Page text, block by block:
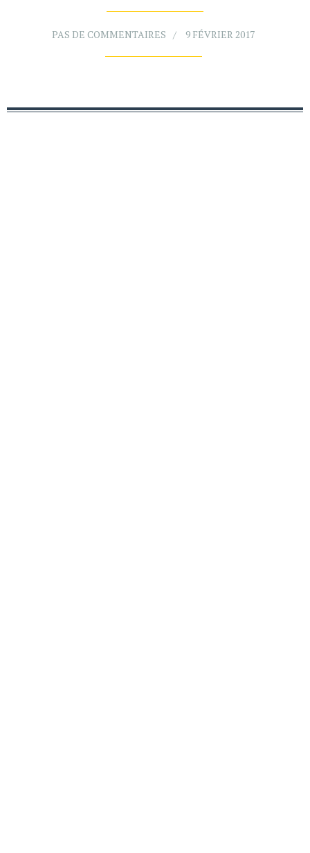
PAS DE COMMENTAIRES 9 FÉVRIER 2017